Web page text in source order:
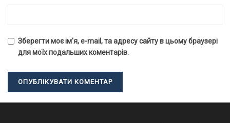
Зберегти моє ім'я, e-mail, та адресу сайту в цьому браузері
для моїх подальших коментарів.